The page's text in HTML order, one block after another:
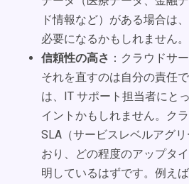
ド情報など）がある場合は
必要になるかもしれません。
信頼性の高さ ：クラウドサ
それを直すのは自分の責任
は、IT サポート担当者にと
イントかもしれません。ク
SLA（サービスレベルアグ
おり、どの程度のアップタ
明しているはずです。例えば